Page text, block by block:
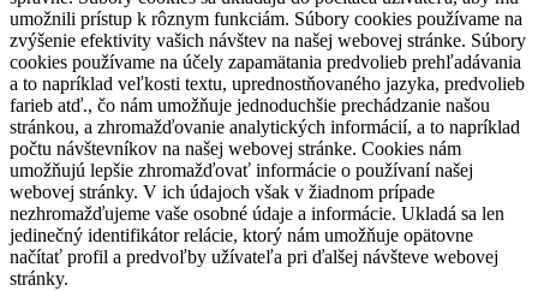
umožnili prístup k rôznym funkciám. Súbory cookies používame na
zvýšenie efektivity vašich návštev na našej webovej stránke. Súbory
cookies používame na účely zapamätania predvolieb prehľadávania
a to napríklad veľkosti textu, uprednostňovaného jazyka, predvolieb
farieb atď., čo nám umožňuje jednoduchšie prechádzanie našou
stránkou, a zhromažďovanie analytických informácií, a to napríklad
počtu návštevníkov na našej webovej stránke. Cookies nám
umožňujú lepšie zhromažďovať informácie o používaní našej
webovej stránky. V ich údajoch však v žiadnom prípade
nezhromažďujeme vaše osobné údaje a informácie. Ukladá sa len
jedinečný identifikátor relácie, ktorý nám umožňuje opätovne
načítať profil a predvoľby užívateľa pri ďalšej návšteve webovej
stránky.